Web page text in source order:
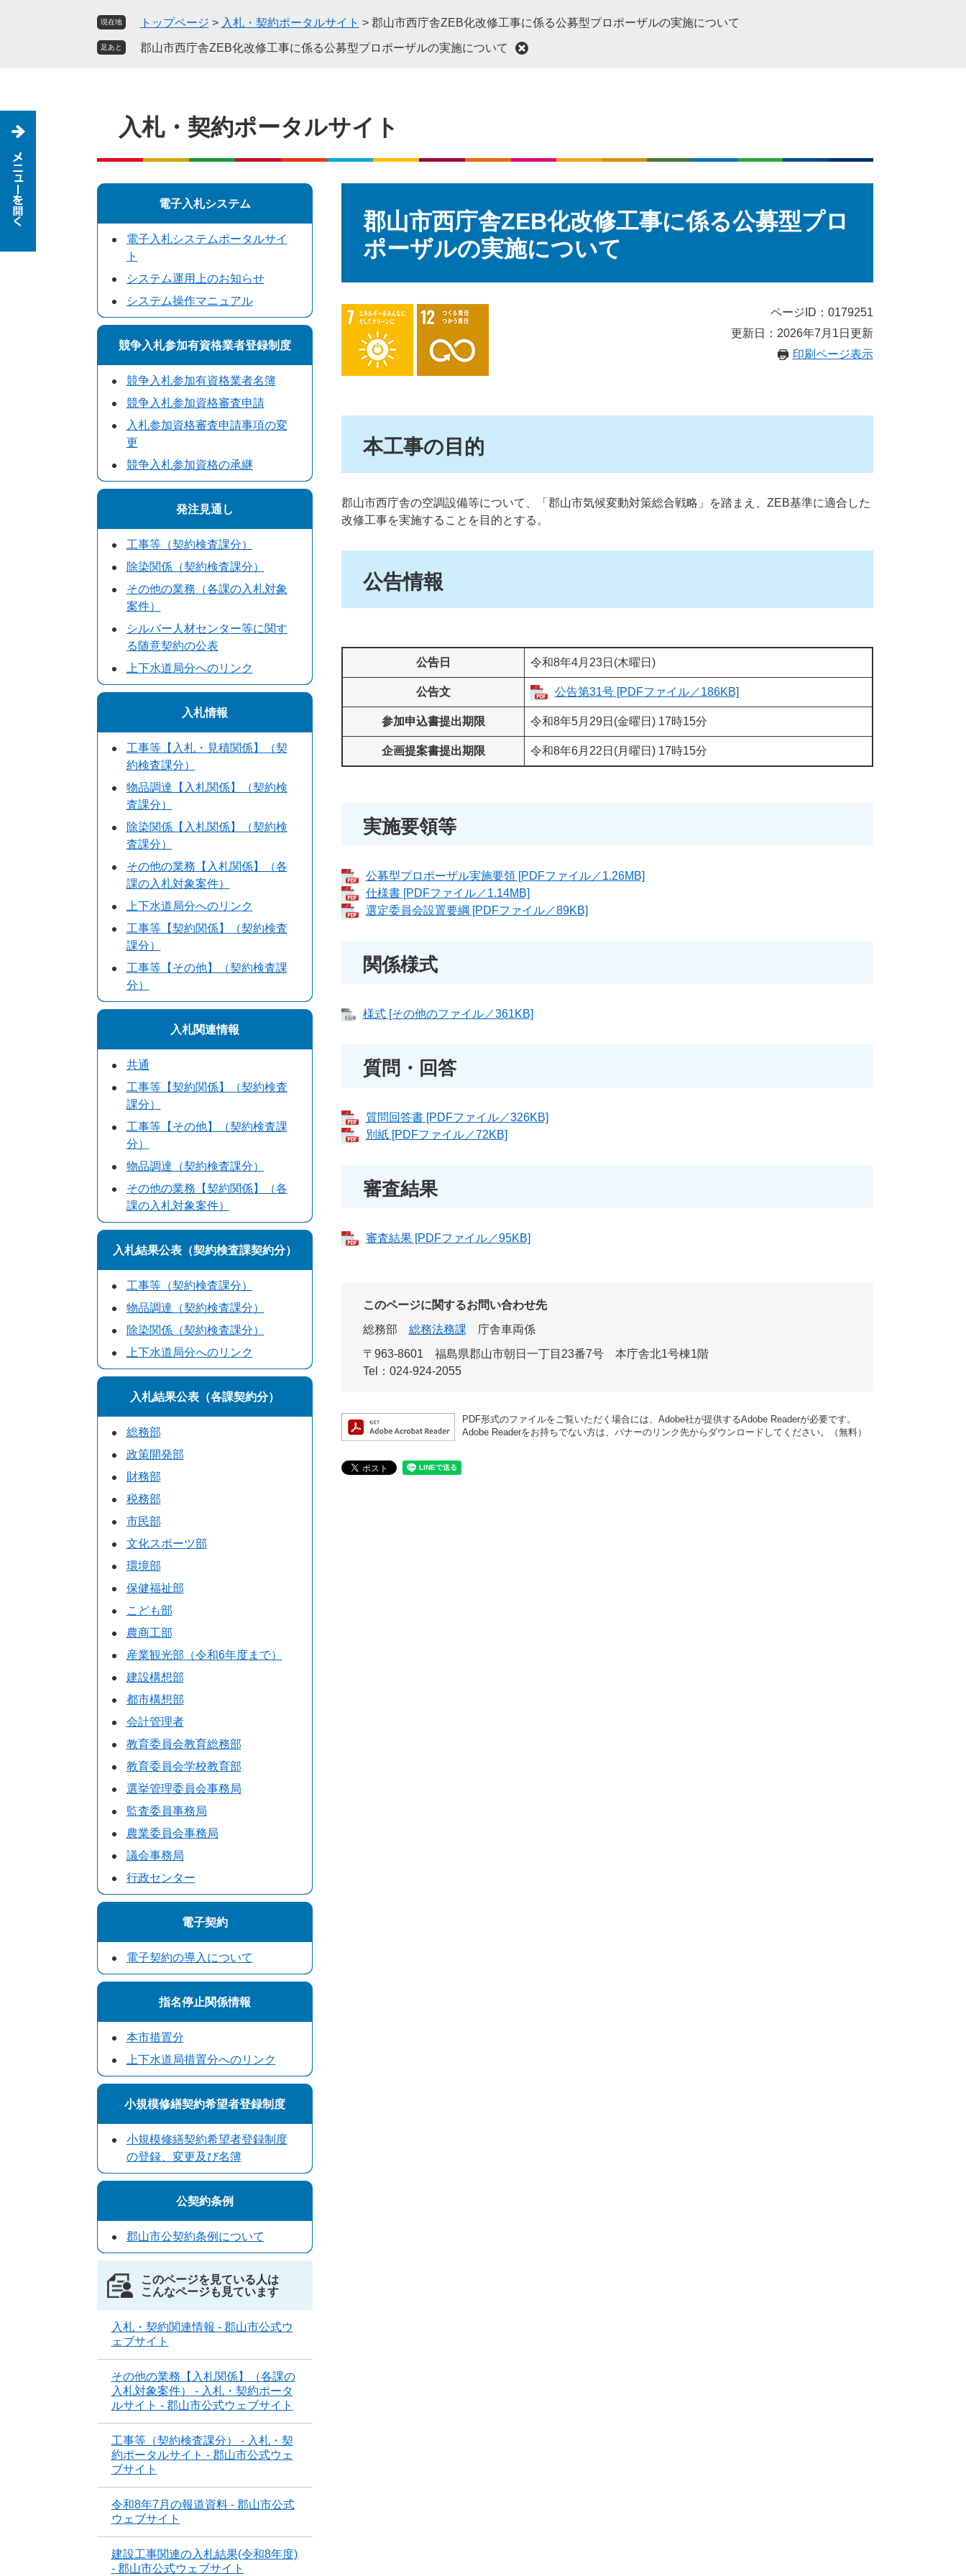
で
ば
現在地 トップページ > 入札・契約ポータルサイト > 郡山市西庁舎ZEB化改修工事に係る公募型プロポーザルの実施について
足あと 郡山市西庁舎ZEB化改修工事に係る公募型プロポーザルの実施について
入札・契約ポータルサイト
郡山市西庁舎ZEB化改修工事に係る公募型プロ
ポーザルの実施について
ページID：0179251
更新日：2026年7月1日更新
印刷ページ表示
本工事の目的
郡山市西庁舎の空調設備等について、「郡山市気候変動対策総合戦略」を踏まえ、ZEB基準に適合した
改修工事を実施することを目的とする。
公告情報
公告日 令和8年4月23日(木曜日)
公告文 公告第31号 [PDFファイル／186KB]
参加申込書提出期限 令和8年5月29日(金曜日) 17時15分
企画提案書提出期限 令和8年6月22日(月曜日) 17時15分
実施要領等
公募型プロポーザル実施要領 [PDFファイル／1.26MB]
仕様書 [PDFファイル／1.14MB]
選定委員会設置要綱 [PDFファイル／89KB]
関係様式
様式 [その他のファイル／361KB]
質問・回答
質問回答書 [PDFファイル／326KB]
別紙 [PDFファイル／72KB]
審査結果
審査結果 [PDFファイル／95KB]
このページに関するお問い合わせ先
総務部
総務法務課
庁舎車両係
〒963-8601 福島県郡山市朝日一丁目23番7号 本庁舎北1号棟1階
Tel：024-924-2055
PDF形式のファイルをご覧いただく場合には、Adobe社が提供するAdobe Readerが必要です。
Adobe Readerをお持ちでない方は、バナーのリンク先からダウンロードしてください。（無料）
電子入札システム
電子入札システムポータルサイ
ト
システム運用上のお知らせ
システム操作マニュアル
競争入札参加有資格業者登録制度
競争入札参加有資格業者名簿
競争入札参加資格審査申請
入札参加資格審査申請事項の変
更
競争入札参加資格の承継
発注見通し
工事等（契約検査課分）
除染関係（契約検査課分）
その他の業務（各課の入札対象
案件）
シルバー人材センター等に関す
る随意契約の公表
上下水道局分へのリンク
入札情報
工事等【入札・見積関係】（契
約検査課分）
物品調達【入札関係】（契約検
査課分）
除染関係【入札関係】（契約検
査課分）
その他の業務【入札関係】（各
課の入札対象案件）
上下水道局分へのリンク
工事等【契約関係】（契約検査
課分）
工事等【その他】（契約検査課
分）
入札関連情報
共通
工事等【契約関係】（契約検査
課分）
工事等【その他】（契約検査課
分）
物品調達（契約検査課分）
その他の業務【契約関係】（各
課の入札対象案件）
入札結果公表（契約検査課契約分）
工事等（契約検査課分）
物品調達（契約検査課分）
除染関係（契約検査課分）
上下水道局分へのリンク
入札結果公表（各課契約分）
総務部
政策開発部
財務部
税務部
市民部
文化スポーツ部
環境部
保健福祉部
こども部
農商工部
産業観光部（令和6年度まで）
建設構想部
都市構想部
会計管理者
教育委員会教育総務部
教育委員会学校教育部
選挙管理委員会事務局
監査委員事務局
農業委員会事務局
議会事務局
行政センター
電子契約
電子契約の導入について
指名停止関係情報
本市措置分
上下水道局措置分へのリンク
小規模修繕契約希望者登録制度
小規模修繕契約希望者登録制度
の登録、変更及び名簿
公契約条例
郡山市公契約条例について
このページを見ている人は
こんなページも見ています
入札・契約関連情報 - 郡山市公式ウ
ェブサイト
その他の業務【入札関係】（各課の
入札対象案件） - 入札・契約ポータ
ルサイト - 郡山市公式ウェブサイト
工事等（契約検査課分） - 入札・契
約ポータルサイト - 郡山市公式ウェ
ブサイト
令和8年7月の報道資料 - 郡山市公式
ウェブサイト
建設工事関連の入札結果(令和8年度)
- 郡山市公式ウェブサイト